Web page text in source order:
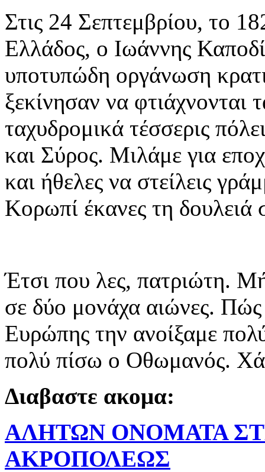
Στις 24 Σεπτεμβρίου, το
Ελλάδος, ο Ιωάννης
υποτυπώδη οργάνωση
ξεκίνησαν να
ταχυδρομικά τέσσερις
και Σύρος. Μιλάμε για
και ήθελες να στείλεις
Κορωπί έκανες τη δουλειά
Έτσι που λες, πατριώτη.
σε δύο μονάχα αιώνες.
Ευρώπης την ανοίξαμε
πολύ πίσω ο Οθωμανός.
Διαβαστε ακομα:
ΑΛΗΤΩΝ ΟΝΟΜΑΤΑ
ΑΚΡΟΠΟΛΕΩΣ